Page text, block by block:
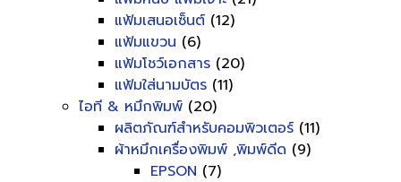
แฟ้มเสนอเซ็นต์ (12)
แฟ้มแขวน (6)
แฟ้มโชว์เอกสาร (20)
แฟ้มใส่นามบัตร (11)
ไอที & หมึกพิมพ์ (20)
ผลิตภัณฑ์สำหรับคอมพิวเตอร์ (11)
ผ้าหมึกเครื่องพิมพ์ ,พิมพ์ดีด (9)
EPSON (7)